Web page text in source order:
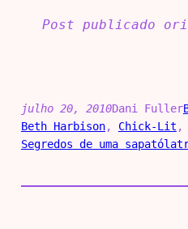
Post publicado
julho 20, 2010Dani Fuller
Beth Harbison, Chick-Lit ,
Segredos de uma